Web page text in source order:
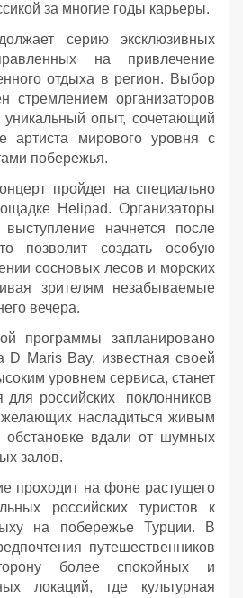
за многие годы карьеры.
серию эксклюзивных
на привлечение
отдыха в регион. Выбор
стремлением организаторов
уникальный опыт, сочетающий
артиста мирового уровня с
побережья.
пройдет на специально
Helipad. Организаторы
выступление начнется после
позволит создать особую
сосновых лесов и морских
зрителям незабываемые
вечера.
программы запланировано
Maris Bay, известная своей
уровнем сервиса, станет
для российских поклонников
желающих насладиться живым
обстановке вдали от шумных
залов.
проходит на фоне растущего
российских туристов к
на побережье Турции. В
путешественников
более спокойных и
локаций, где культурная